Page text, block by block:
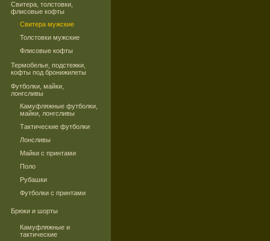
Свитера, толстовки,
флисовые кофты
Свитера мужские
Толстовки мужские
Флисовые кофты
Термобелье, подстежки,
кофты под бронижилеты
Футболки, майки,
лонгсливы
Камуфляжные футболки,
майки, лонгсливы
Тактические футболки
Лонсливы
Майки с принтами
Поло
Рубашки
Футболки с принтами
Брюки и шорты
Камуфляжные и
тактические